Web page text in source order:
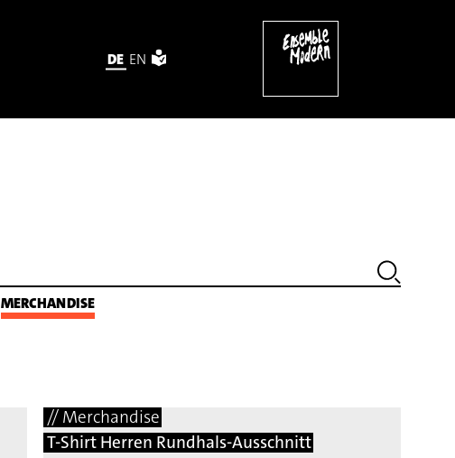
DE EN
MERCHANDISE
// Merchandise
T-Shirt Herren Rundhals-Ausschnitt